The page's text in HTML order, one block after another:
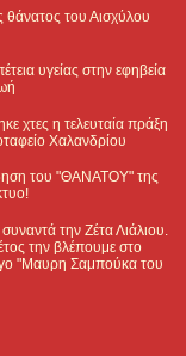
θάνατος του Αισχύλου
υγείας στην εφηβεία
χτες η τελευταία πράξη
Χαλανδρίου
του "ΘΑΝΑΤΟΥ" της
την Ζέτα Λιάλιου.
την βλέπουμε στο
"Μαυρη Σαμπούκα του